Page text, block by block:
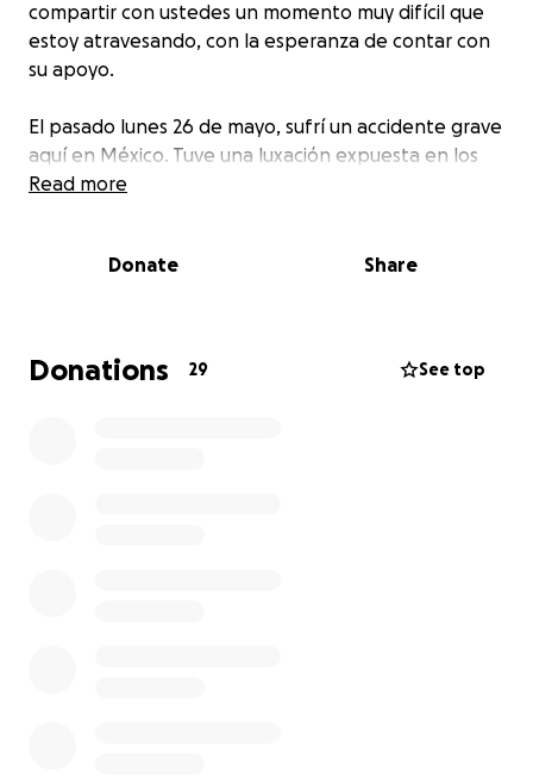
compartir con ustedes un momento muy difícil que
estoy atravesando, con la esperanza de contar con
su apoyo.
El pasado lunes 26 de mayo, sufrí un accidente grave
aquí en México. Tuve una luxación expuesta en los
ligamentos y tendones de mi pie derecho, lo que me
perder el pie.
logramos hacer una colecta para cubrir parte de los
gastos de la clínica. Sin embargo, la situación sigue
Read more
Donate Share
Donations 29 See top